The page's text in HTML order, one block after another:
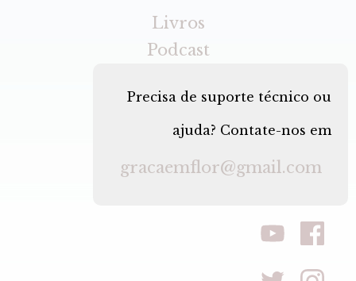
Livros
Podcast
Precisa de suporte técnico ou
ajuda? Contate-nos em
gracaemflor@gmail.com